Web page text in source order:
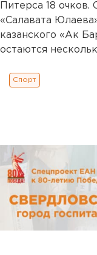
Питерса 18
«Салавата
казанского «Ак
остаются
Спорт